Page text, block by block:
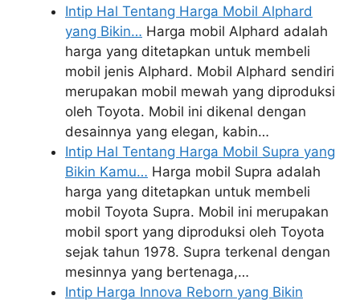
Intip Hal Tentang Harga Mobil Alphard
yang Bikin… Harga mobil Alphard adalah
harga yang ditetapkan untuk membeli
mobil jenis Alphard. Mobil Alphard sendiri
merupakan mobil mewah yang diproduksi
oleh Toyota. Mobil ini dikenal dengan
desainnya yang elegan, kabin…
Intip Hal Tentang Harga Mobil Supra yang
Bikin Kamu… Harga mobil Supra adalah
harga yang ditetapkan untuk membeli
mobil Toyota Supra. Mobil ini merupakan
mobil sport yang diproduksi oleh Toyota
sejak tahun 1978. Supra terkenal dengan
mesinnya yang bertenaga,…
Intip Harga Innova Reborn yang Bikin